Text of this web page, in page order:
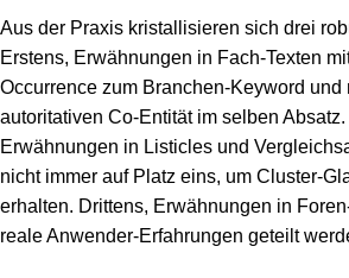
Aus der Praxis kristallisieren sich drei
Erstens, Erwähnungen in Fach-Texten
Occurrence zum Branchen-Keyword und
autoritativen Co-Entität im selben
Erwähnungen in Listicles und
nicht immer auf Platz eins, um Cluster-
erhalten. Drittens, Erwähnungen in
reale Anwender-Erfahrungen geteilt